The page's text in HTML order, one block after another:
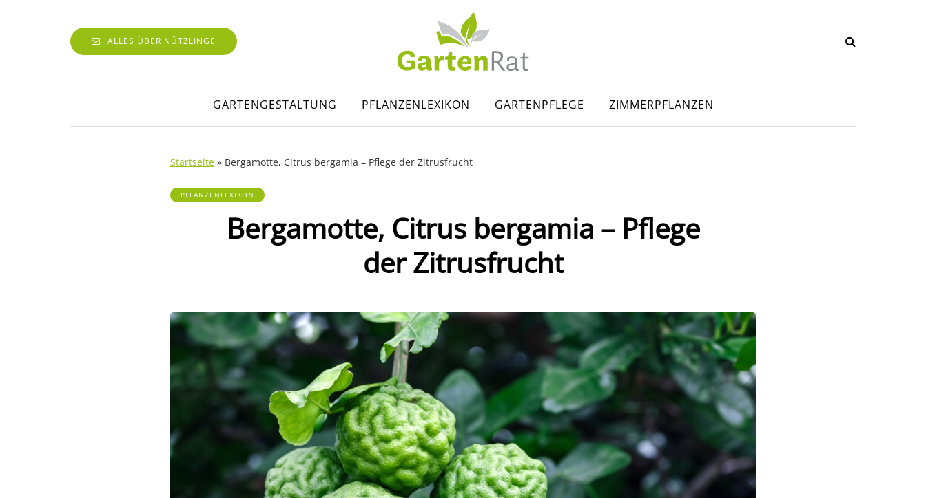
ALLES ÜBER NÜTZLINGE
GARTENGESTALTUNG PFLANZENLEXIKON GARTENPFLEGE ZIMMERPFLANZEN
Startseite » Bergamotte, Citrus bergamia – Pflege der Zitrusfrucht
PFLANZENLEXIKON
Bergamotte, Citrus bergamia – Pflege
der Zitrusfrucht